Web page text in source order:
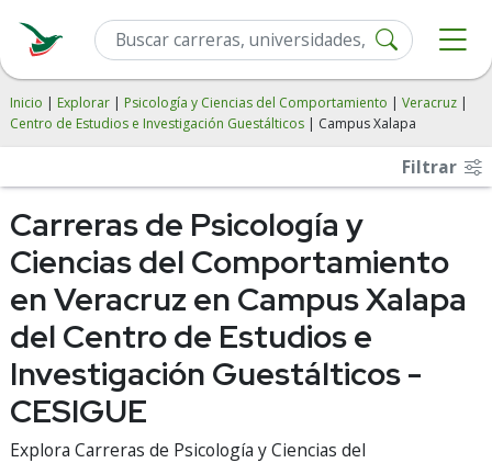
Inicio | Explorar | Psicología y Ciencias del Comportamiento | Veracruz |
Centro de Estudios e Investigación Guestálticos | Campus Xalapa
Filtrar
Carreras de Psicología y
Ciencias del Comportamiento
en Veracruz en Campus Xalapa
del Centro de Estudios e
Investigación Guestálticos -
CESIGUE
Explora Carreras de Psicología y Ciencias del